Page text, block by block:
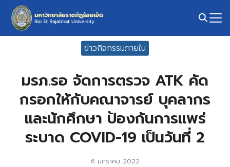
Skip
content
ข่าวกิจกรรมภายใน
มรภ.รอ จัดการตรวจ ATK คัด
กรอกให้กับคณาจารย์ บุคลากร
และนักศึกษา ป้องกันการแพร่
ระบาด COVID-19 เป็นวันที่ 2
6 มกราคม 2022